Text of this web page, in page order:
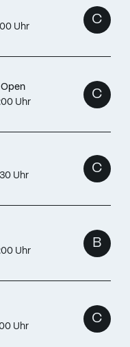
Uhr
C
Uhr
C
Uhr
C
Uhr
B
Uhr
C